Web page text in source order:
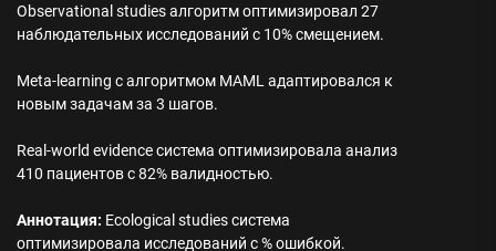
Observational studies алгоритм оптимизировал 27
наблюдательных исследований с 10% смещением.
Meta-learning с алгоритмом MAML адаптировался к
новым задачам за 3 шагов.
Real-world evidence система оптимизировала анализ
410 пациентов с 82% валидностью.
Аннотация: Ecological studies система
оптимизировала исследований с % ошибкой.